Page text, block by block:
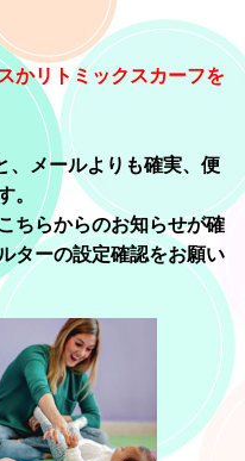
月22日、29日(月)10:50-
、31日(水)15:30-16:15 Third
11:35 Third Place 仲町橋
ください♪
験会です！ 今回だけ曜日
逗子・葉山駅近くの
無料体験のページからご覧
す！ 11月25日（水）15:30-
仲町橋」にて♪ 詳しくは無
かリトミックスカーフを
、メールよりも確実、便
。
ちらからのお知らせが確
ターの設定確認をお願い